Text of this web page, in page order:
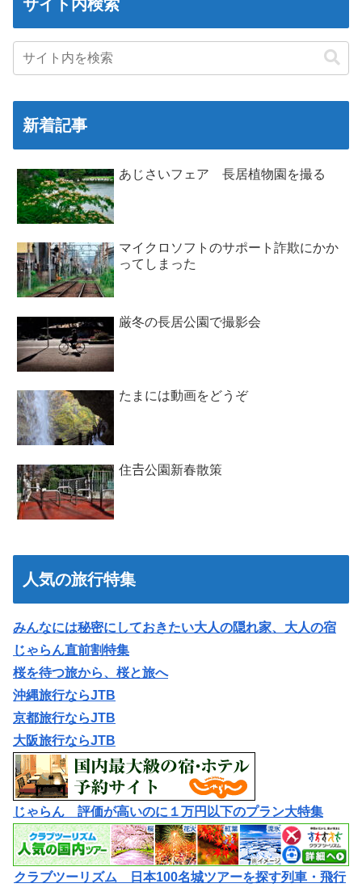
サイト内検索
新着記事
あじさいフェア 長居植物園を撮る
マイクロソフトのサポート詐欺にかか
ってしまった
厳冬の長居公園で撮影会
たまには動画をどうぞ
住𠮷公園新春散策
人気の旅行特集
みんなには秘密にしておきたい大人の隠れ家、大人の宿
じゃらん直前割特集
桜を待つ旅から、桜と旅へ
沖縄旅行ならJTB
京都旅行ならJTB
大阪旅行ならJTB
じゃらん 評価が高いのに１万円以下のプラン大特集
クラブツーリズム 日本100名城ツアーを探す列車・飛行